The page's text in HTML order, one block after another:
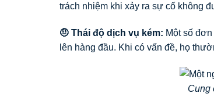
trách nhiệm khi xảy ra sự cố không
🤨 Thái độ dịch vụ kém: Một số
lên hàng đầu. Khi có vấn đề, họ
Cung